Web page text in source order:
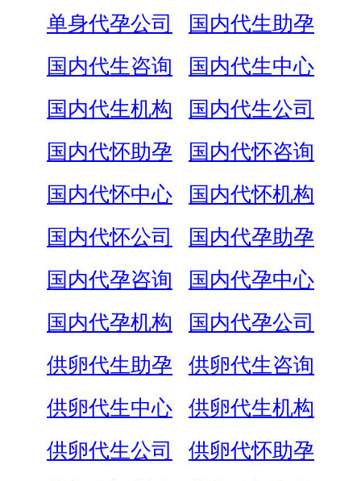
单身代孕公司
国内代生助孕
国内代生咨询
国内代生中心
国内代生机构
国内代生公司
国内代怀助孕
国内代怀咨询
国内代怀中心
国内代怀机构
国内代怀公司
国内代孕助孕
国内代孕咨询
国内代孕中心
国内代孕机构
国内代孕公司
供卵代生助孕
供卵代生咨询
供卵代生中心
供卵代生机构
供卵代生公司
供卵代怀助孕